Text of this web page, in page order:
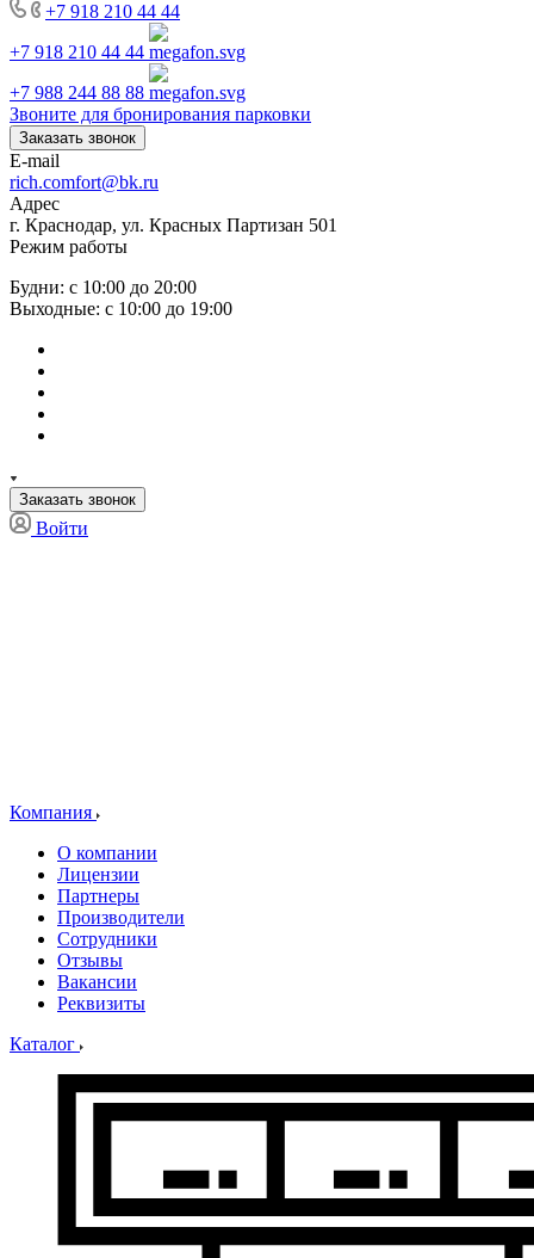
+7 918 210 44 44
+7 918 210 44 44
+7 988 244 88 88
Звоните для бронирования парковки
Заказать звонок
E-mail
rich.comfort@bk.ru
Адрес
г. Краснодар, ул. Красных Партизан 501
Режим работы
Будни: с 10:00 до 20:00
Выходные: с 10:00 до 19:00
Заказать звонок
Войти
Компания
О компании
Лицензии
Партнеры
Производители
Сотрудники
Отзывы
Вакансии
Реквизиты
Каталог